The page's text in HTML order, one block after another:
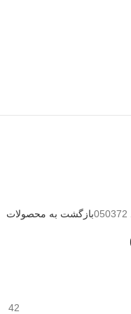
بازگشت به محصولات
42